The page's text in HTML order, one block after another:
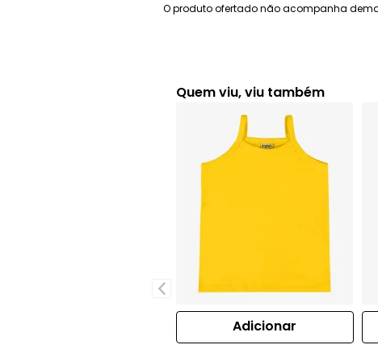
O produto ofertado não acompanha
Quem viu, viu também
Adicionar